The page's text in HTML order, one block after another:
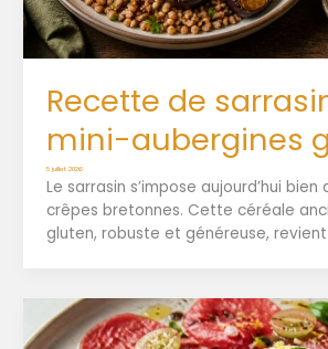
Recette de
mini-aubergines
5 juillet 2026
Le sarrasin s’impose aujourd’hui
crêpes bretonnes. Cette céréale
gluten, robuste et généreuse,